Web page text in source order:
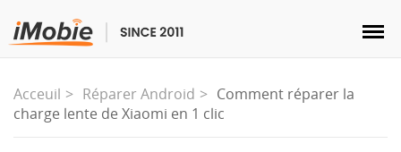
Acceuil Réparer Android
Comment réparer la
charge lente de Xiaomi en 1 clic